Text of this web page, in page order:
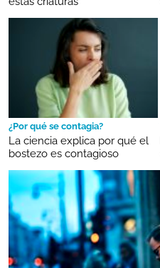
¿Por qué se contagia?
La ciencia explica por qué el
bostezo es contagioso